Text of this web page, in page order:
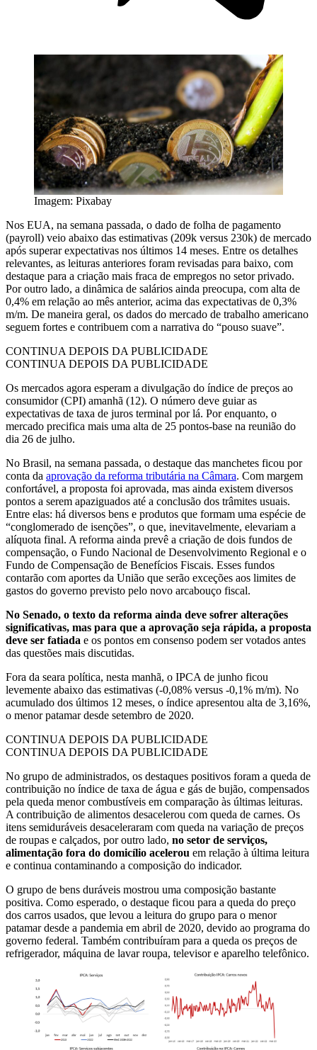
Imagem: Pixabay
Nos EUA, na semana passada, o dado de folha de pagamento
(payroll) veio abaixo das estimativas (209k versus 230k) de mercado
após superar expectativas nos últimos 14 meses. Entre os detalhes
relevantes, as leituras anteriores foram revisadas para baixo, com
destaque para a criação mais fraca de empregos no setor privado.
Por outro lado, a dinâmica de salários ainda preocupa, com alta de
0,4% em relação ao mês anterior, acima das expectativas de 0,3%
m/m. De maneira geral, os dados do mercado de trabalho americano
seguem fortes e contribuem com a narrativa do “pouso suave”.
CONTINUA DEPOIS DA PUBLICIDADE
CONTINUA DEPOIS DA PUBLICIDADE
Os mercados agora esperam a divulgação do índice de preços ao
consumidor (CPI) amanhã (12). O número deve guiar as
expectativas de taxa de juros terminal por lá. Por enquanto, o
mercado precifica mais uma alta de 25 pontos-base na reunião do
dia 26 de julho.
No Brasil, na semana passada, o destaque das manchetes ficou por
conta da aprovação da reforma tributária na Câmara. Com margem
confortável, a proposta foi aprovada, mas ainda existem diversos
pontos a serem apaziguados até a conclusão dos trâmites usuais.
Entre elas: há diversos bens e produtos que formam uma espécie de
“conglomerado de isenções”, o que, inevitavelmente, elevariam a
alíquota final. A reforma ainda prevê a criação de dois fundos de
compensação, o Fundo Nacional de Desenvolvimento Regional e o
Fundo de Compensação de Benefícios Fiscais. Esses fundos
contarão com aportes da União que serão exceções aos limites de
gastos do governo previsto pelo novo arcabouço fiscal.
No Senado, o texto da reforma ainda deve sofrer alterações
significativas, mas para que a aprovação seja rápida, a proposta
deve ser fatiada e os pontos em consenso podem ser votados antes
das questões mais discutidas.
Fora da seara política, nesta manhã, o IPCA de junho ficou
levemente abaixo das estimativas (-0,08% versus -0,1% m/m). No
acumulado dos últimos 12 meses, o índice apresentou alta de 3,16%,
o menor patamar desde setembro de 2020.
CONTINUA DEPOIS DA PUBLICIDADE
CONTINUA DEPOIS DA PUBLICIDADE
No grupo de administrados, os destaques positivos foram a queda de
contribuição no índice de taxa de água e gás de bujão, compensados
pela queda menor combustíveis em comparação às últimas leituras.
A contribuição de alimentos desacelerou com queda de carnes. Os
itens semiduráveis desaceleraram com queda na variação de preços
de roupas e calçados, por outro lado, no setor de serviços,
alimentação fora do domicílio acelerou em relação à última leitura
e continua contaminando a composição do indicador.
O grupo de bens duráveis mostrou uma composição bastante
positiva. Como esperado, o destaque ficou para a queda do preço
dos carros usados, que levou a leitura do grupo para o menor
patamar desde a pandemia em abril de 2020, devido ao programa do
governo federal. Também contribuíram para a queda os preços de
refrigerador, máquina de lavar roupa, televisor e aparelho telefônico.